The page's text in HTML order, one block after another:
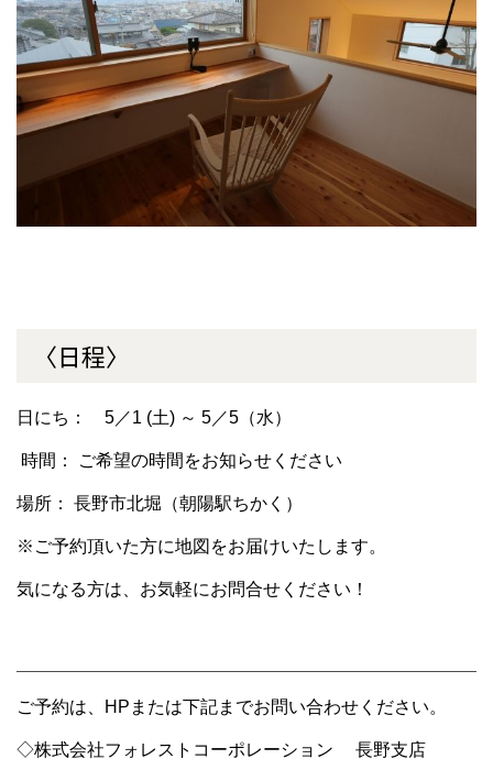
〈日程〉
日にち： 5／1 (土) ～ 5／5（水）
時間： ご希望の時間をお知らせください
場所： 長野市北堀（朝陽駅ちかく）
※ご予約頂いた方に地図をお届けいたします。
気になる方は、お気軽にお問合せください！
ご予約は、HPまたは下記までお問い合わせください。
◇株式会社フォレストコーポレーション 長野支店